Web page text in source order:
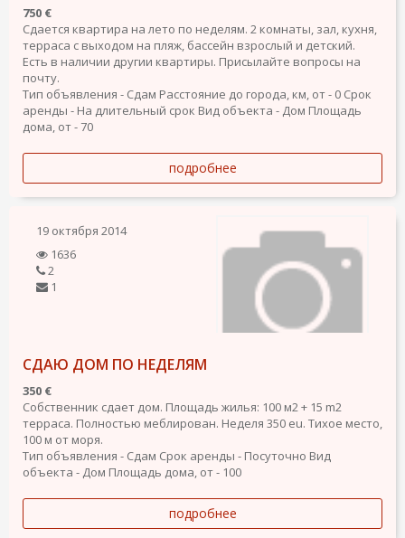
750 €
Сдается квартира на лето по неделям. 2 комнаты, зал, кухня,
терраса с выходом на пляж, бассейн взрослый и детский.
Есть в наличии другии квартиры. Присылайте вопросы на
почту.
Тип объявления - Сдам Расстояние до города, км, от - 0 Срок
аренды - На длительный срок Вид объекта - Дом Площадь
дома, от - 70
подробнее
19 октября 2014
1636
2
1
СДАЮ ДОМ ПО НЕДЕЛЯМ
350 €
Собственник сдает дом. Площадь жилья: 100 м2 + 15 m2
терраса. Полностью меблирован. Неделя 350 eu. Тихое место,
100 м от моря.
Тип объявления - Сдам Срок аренды - Посуточно Вид
объекта - Дом Площадь дома, от - 100
подробнее